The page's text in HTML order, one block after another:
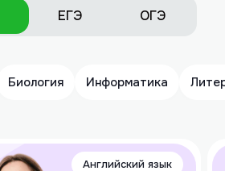
ЕГЭ ОГЭ
Биология Информатика
Английский язык